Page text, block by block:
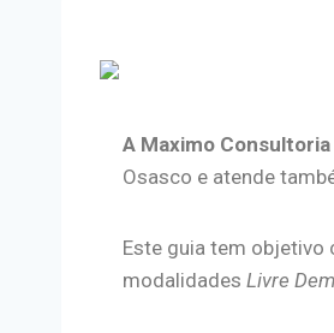
A Maximo Consultoria
Osasco e atende
Este guia tem objetivo
modalidades Livre